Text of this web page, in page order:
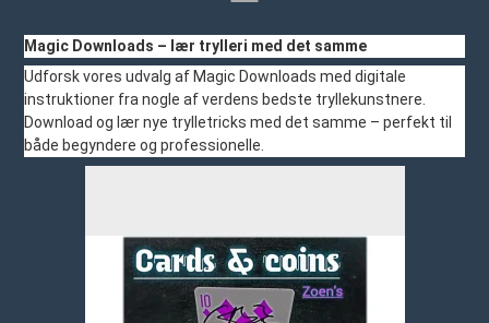
Magic Downloads – lær trylleri med det samme
Udforsk vores udvalg af Magic Downloads med digitale
instruktioner fra nogle af verdens bedste tryllekunstnere.
Download og lær nye trylletricks med det samme – perfekt til
både begyndere og professionelle.